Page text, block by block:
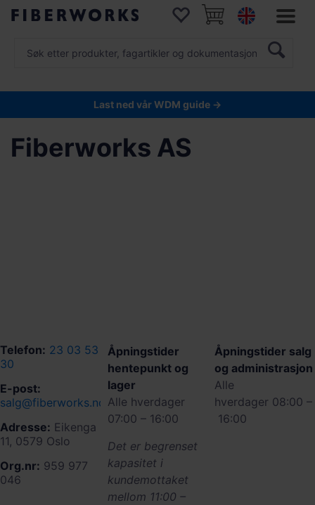
Last ned vår WDM guide →
Fiberworks AS
Telefon: 23 03 53
30
E-post:
salg@fiberworks.no
Adresse: Eikenga
11, 0579 Oslo
Org.nr: 959 977
046
Åpningstider
hentepunkt og
lager
Alle hverdager
07:00 – 16:00
Det er begrenset
kapasitet i
kundemottaket
mellom 11:00 –
Åpningstider salg
og administrasjon
Alle
hverdager 08:00 –
16:00